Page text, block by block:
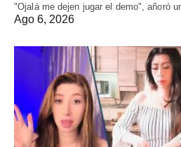
"Ojalá me dejen jugar el demo", añoró
Ago 6, 2026